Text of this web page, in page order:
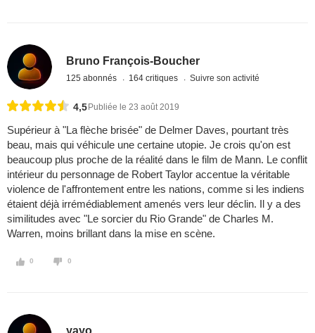
Bruno François-Boucher
125 abonnés 164 critiques Suivre son activité
4,5 Publiée le 23 août 2019
Supérieur à "La flèche brisée" de Delmer Daves, pourtant très
beau, mais qui véhicule une certaine utopie. Je crois qu'on est
beaucoup plus proche de la réalité dans le film de Mann. Le conflit
intérieur du personnage de Robert Taylor accentue la véritable
violence de l'affrontement entre les nations, comme si les indiens
étaient déjà irrémédiablement amenés vers leur déclin. Il y a des
similitudes avec "Le sorcier du Rio Grande" de Charles M.
Warren, moins brillant dans la mise en scène.
0 0
yayo